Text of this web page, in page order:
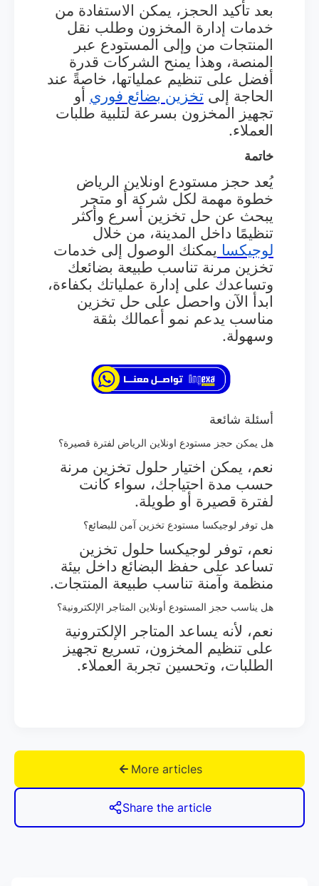
بعد تأكيد الحجز، يمكن الاستفادة من
خدمات إدارة المخزون وطلب نقل
المنتجات من وإلى المستودع عبر
المنصة، وهذا يمنح الشركات قدرة
أفضل على تنظيم عملياتها، خاصةً عند
الحاجة إلى تخزين بضائع فوري أو
تجهيز المخزون بسرعة لتلبية طلبات
العملاء.
خاتمة
يُعد حجز مستودع اونلاين الرياض
خطوة مهمة لكل شركة أو متجر
يبحث عن حل تخزين أسرع وأكثر
تنظيمًا داخل المدينة، من خلال
لوجيكسا يمكنك الوصول إلى خدمات
تخزين مرنة تناسب طبيعة بضائعك
وتساعدك على إدارة عملياتك بكفاءة،
ابدأ الآن واحصل على حل تخزين
مناسب يدعم نمو أعمالك بثقة
وسهولة.
أسئلة شائعة
هل يمكن حجز مستودع اونلاين الرياض لفترة قصيرة؟
نعم، يمكن اختيار حلول تخزين مرنة
حسب مدة احتياجك، سواء كانت
لفترة قصيرة أو طويلة.
هل توفر لوجيكسا مستودع تخزين آمن للبضائع؟
نعم، توفر لوجيكسا حلول تخزين
تساعد على حفظ البضائع داخل بيئة
منظمة وآمنة تناسب طبيعة المنتجات.
هل يناسب حجز المستودع أونلاين المتاجر الإلكترونية؟
نعم، لأنه يساعد المتاجر الإلكترونية
على تنظيم المخزون، تسريع تجهيز
الطلبات، وتحسين تجربة العملاء.
More articles
Share the article